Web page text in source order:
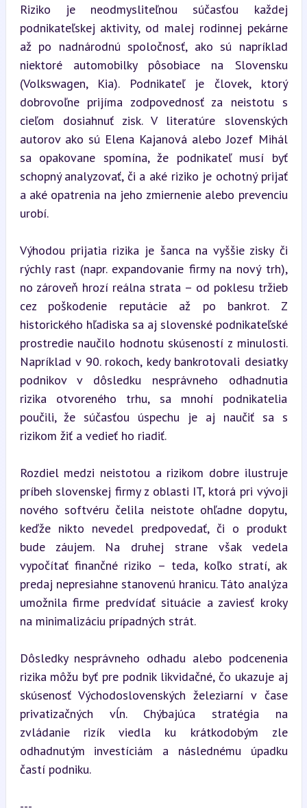
Riziko je neodmysliteľnou súčasťou každej
podnikateľskej aktivity, od malej rodinnej pekárne
až po nadnárodnú spoločnosť, ako sú napríklad
niektoré automobilky pôsobiace na Slovensku
(Volkswagen, Kia). Podnikateľ je človek, ktorý
dobrovoľne prijíma zodpovednosť za neistotu s
cieľom dosiahnuť zisk. V literatúre slovenských
autorov ako sú Elena Kajanová alebo Jozef Mihál
sa opakovane spomína, že podnikateľ musí byť
schopný analyzovať, či a aké riziko je ochotný prijať
a aké opatrenia na jeho zmiernenie alebo prevenciu
urobí.
Výhodou prijatia rizika je šanca na vyššie zisky či
rýchly rast (napr. expandovanie firmy na nový trh),
no zároveň hrozí reálna strata – od poklesu tržieb
cez poškodenie reputácie až po bankrot. Z
historického hľadiska sa aj slovenské podnikateľské
prostredie naučilo hodnotu skúseností z minulosti.
Napríklad v 90. rokoch, kedy bankrotovali desiatky
podnikov v dôsledku nesprávneho odhadnutia
rizika otvoreného trhu, sa mnohí podnikatelia
poučili, že súčasťou úspechu je aj naučiť sa s
rizikom žiť a vedieť ho riadiť.
Rozdiel medzi neistotou a rizikom dobre ilustruje
príbeh slovenskej firmy z oblasti IT, ktorá pri vývoji
nového softvéru čelila neistote ohľadne dopytu,
keďže nikto nevedel predpovedať, či o produkt
bude záujem. Na druhej strane však vedela
vypočítať finančné riziko – teda, koľko stratí, ak
predaj nepresiahne stanovenú hranicu. Táto analýza
umožnila firme predvídať situácie a zaviesť kroky
na minimalizáciu prípadných strát.
Dôsledky nesprávneho odhadu alebo podcenenia
rizika môžu byť pre podnik likvidačné, čo ukazuje aj
skúsenosť Východoslovenských železiarní v čase
privatizačných vĺn. Chýbajúca stratégia na
zvládanie rizík viedla ku krátkodobým zle
odhadnutým investíciám a následnému úpadku
častí podniku.